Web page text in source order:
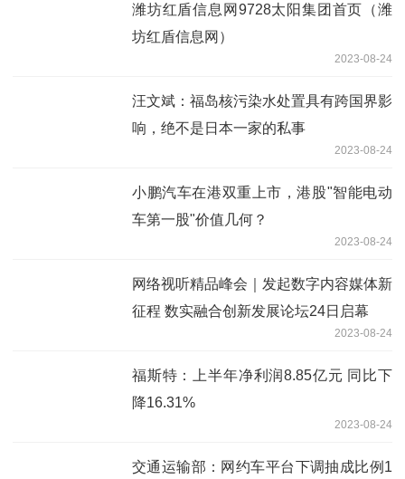
潍坊红盾信息网9728太阳集团首页（潍
坊红盾信息网）
2023-08-24
汪文斌：福岛核污染水处置具有跨国界影
响，绝不是日本一家的私事
2023-08-24
小鹏汽车在港双重上市，港股"智能电动
车第一股"价值几何？
2023-08-24
网络视听精品峰会｜发起数字内容媒体新
征程 数实融合创新发展论坛24日启幕
2023-08-24
福斯特：上半年净利润8.85亿元 同比下
降16.31%
2023-08-24
交通运输部：网约车平台下调抽成比例1